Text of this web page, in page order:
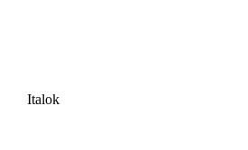
Italok